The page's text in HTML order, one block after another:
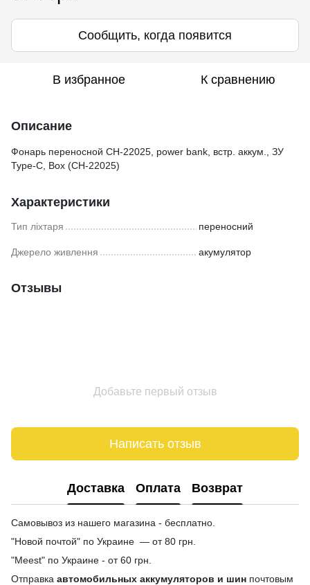
Сообщить, когда появится
В избранное К сравнению
Описание
Фонарь переносной CH-22025, power bank, встр. аккум., ЗУ
Type-C, Box (CH-22025)
Характеристики
Тип ліхтаря переносний
Джерело живлення акумулятор
Отзывы
Добавьте первый отзыв
Написать отзыв
Доставка Оплата Возврат
Самовывоз из нашего магазина - бесплатно.
"Новой почтой" по Украине — от 80 грн.
"Meest" по Украине - от 60 грн.
Отправка автомобильных аккумуляторов и шин почтовым